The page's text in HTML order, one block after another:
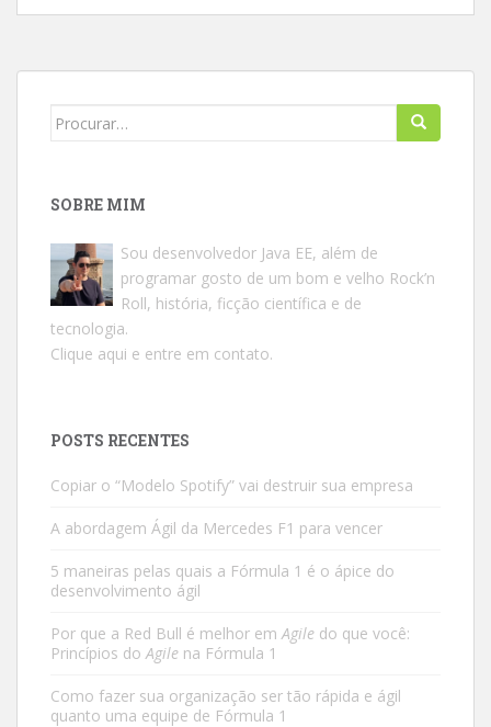
Search
SOBRE MIM
Sou desenvolvedor Java EE, além de
programar gosto de um bom e velho Rock’n
Roll, história, ficção científica e de
tecnologia.
Clique aqui e entre em contato.
POSTS RECENTES
Copiar o “Modelo Spotify” vai destruir sua empresa
A abordagem Ágil da Mercedes F1 para vencer
5 maneiras pelas quais a Fórmula 1 é o ápice do
desenvolvimento ágil
Por que a Red Bull é melhor emAgile do que você:
Princípios doAgile na Fórmula 1
Como fazer sua organização ser tão rápida e ágil
quanto uma equipe de Fórmula 1